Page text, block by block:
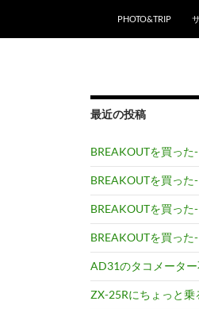
PHOTO&TRIP
最近の投稿
BREAKOUTを買った
BREAKOUTを買った
BREAKOUTを買った
BREAKOUTを買った
AD31のタコメータ
ZX-25Rにちょっと乗